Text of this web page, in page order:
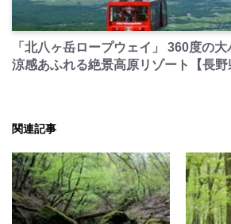
「北八ヶ岳ロープウェイ」 360度の大
涼感あふれる絶景高原リゾート【長野
関連記事